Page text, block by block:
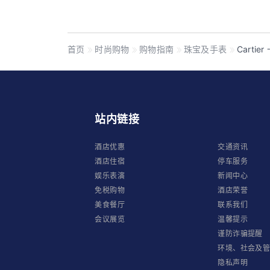
首页 时尚购物 购物指南 珠宝及手表 Cartier
站内链接
酒店优惠
酒店住宿
娱乐表演
免税购物
美食餐厅
会议展览
交通资讯
停车服务
新闻中心
酒店荣誉
联系我们
温馨提示
谨防诈骗提醒
环境、社会及
隐私声明